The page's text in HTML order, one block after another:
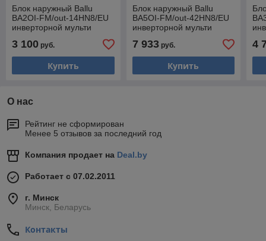
Блок наружный Ballu
BA2OI-FM/out-14HN8/EU
инверторной мульти
сплит-системы, трубы 1/4
+ 3/8
3 100 руб.
Купить
Блок наружный Ballu
BA5OI-FM/out-42HN8/EU
инверторной мульти
сплит-системы, трубы 1/4
+ 3/8
7 933руб.
Купить
+
4
О нас
Рейтинг не сформирован
Менее 5 отзывов за последний год
Компания продает на Deal.by
Работает с 07.02.2011
г. Минск
Минск, Беларусь
Контакты